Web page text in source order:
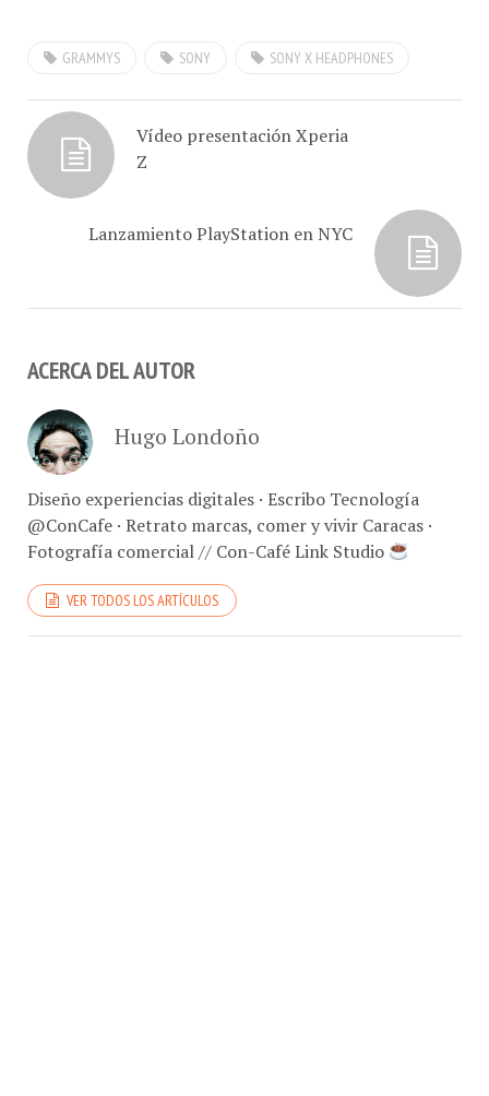
La marca japonesa Sony
cambios. ¿Recuerdan los
altavoces Bluetooth y NFC
que Nokia…
Z
ACERCA DEL AUTOR
Hugo Londoño
@ConCafe · Retrato marcas, comer y vivir Caracas ·
Fotografía comercial // Con-Café Link Studio
VER TODOS LOS ARTÍCULOS